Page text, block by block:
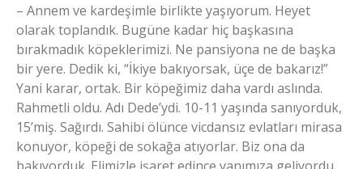
– Annem ve kardeşimle birlikte yaşıyorum. Heyet
olarak toplandık. Bugüne kadar hiç başkasına
bırakmadık köpeklerimizi. Ne pansiyona ne de başka
bir yere. Dedik ki, “İkiye bakıyorsak, üçe de bakarız!”
Yani karar, ortak. Bir köpeğimiz daha vardı aslında.
Rahmetli oldu. Adı Dede’ydi. 10-11 yaşında sanıyorduk,
15’miş. Sağırdı. Sahibi ölünce vicdansız evlatları mirasa
konuyor, köpeği de sokağa atıyorlar. Biz ona da